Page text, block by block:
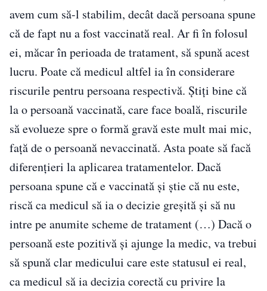
avem cum să-l stabilim, decât dacă persoana spune
că de fapt nu a fost vaccinată real. Ar fi în folosul
ei, măcar în perioada de tratament, să spună acest
lucru. Poate că medicul altfel ia în considerare
riscurile pentru persoana respectivă. Ştiţi bine că
la o persoană vaccinată, care face boală, riscurile
să evolueze spre o formă gravă este mult mai mic,
faţă de o persoană nevaccinată. Asta poate să facă
diferenţieri la aplicarea tratamentelor. Dacă
persoana spune că e vaccinată şi ştie că nu este,
riscă ca medicul să ia o decizie greşită şi să nu
intre pe anumite scheme de tratament (…) Dacă o
persoană este pozitivă şi ajunge la medic, va trebui
să spună clar medicului care este statusul ei real,
ca medicul să ia decizia corectă cu privire la